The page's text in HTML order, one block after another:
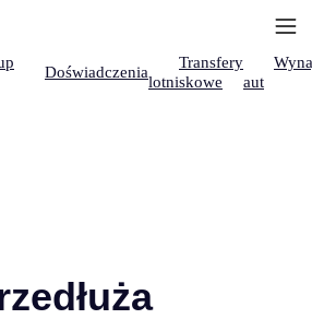
Doświadczenia
Transfery
lotniskowe
aut